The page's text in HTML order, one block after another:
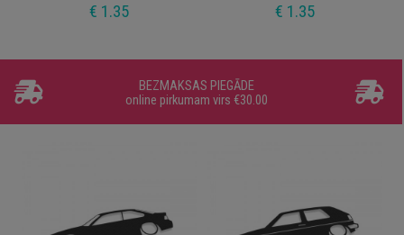
€ 1.35 € 1.35
BEZMAKSAS PIEGĀDE
online pirkumam virs €30.00